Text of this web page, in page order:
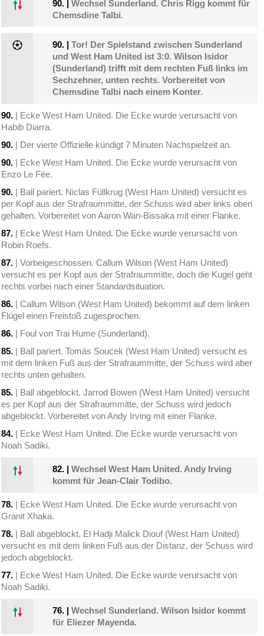
90. |Wechsel Sunderland. Chris Rigg kommt für
Chemsdine Talbi.
90. |Tor! Der Spielstand zwischen Sunderland
und West Ham United ist 3:0. Wilson Isidor
(Sunderland) trifft mit dem rechten Fuß links im
Sechzehner, unten rechts. Vorbereitet von
Chemsdine Talbi nach einem Konter.
90. | Ecke West Ham United. Die Ecke wurde verursacht von
Habib Diarra.
90. | Der vierte Offizielle kündigt 7 Minuten Nachspielzeit an.
90. | Ecke West Ham United. Die Ecke wurde verursacht von
Enzo Le Fée.
90. | Ball pariert. Niclas Füllkrug (West Ham United) versucht es
per Kopf aus der Strafraummitte, der Schuss wird aber links oben
gehalten. Vorbereitet von Aaron Wan-Bissaka mit einer Flanke.
87. | Ecke West Ham United. Die Ecke wurde verursacht von
Robin Roefs.
87. | Vorbeigeschossen. Callum Wilson (West Ham United)
versucht es per Kopf aus der Strafraummitte, doch die Kugel geht
rechts vorbei nach einer Standardsituation.
86. | Callum Wilson (West Ham United) bekommt auf dem linken
Flügel einen Freistoß zugesprochen.
86. | Foul von Trai Hume (Sunderland).
85. | Ball pariert. Tomás Soucek (West Ham United) versucht es
mit dem linken Fuß aus der Strafraummitte, der Schuss wird aber
rechts unten gehalten.
85. | Ball abgeblockt. Jarrod Bowen (West Ham United) versucht
es per Kopf aus der Strafraummitte, der Schuss wird jedoch
abgeblockt. Vorbereitet von Andy Irving mit einer Flanke.
84. | Ecke West Ham United. Die Ecke wurde verursacht von
Noah Sadiki.
82. |Wechsel West Ham United. Andy Irving
kommt für Jean-Clair Todibo.
78. | Ecke West Ham United. Die Ecke wurde verursacht von
Granit Xhaka.
78. | Ball abgeblockt. El Hadji Malick Diouf (West Ham United)
versucht es mit dem linken Fuß aus der Distanz, der Schuss wird
jedoch abgeblockt.
77. | Ecke West Ham United. Die Ecke wurde verursacht von
Noah Sadiki.
76. |Wechsel Sunderland. Wilson Isidor kommt
für Eliezer Mayenda.